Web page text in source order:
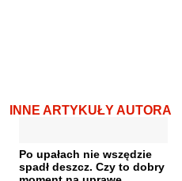
INNE ARTYKUŁY AUTORA
Po upałach nie wszędzie
spadł deszcz. Czy to dobry